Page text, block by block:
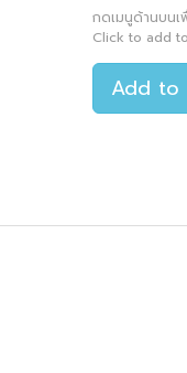
กดเมนูด้านบนเ
Click to add
Add to